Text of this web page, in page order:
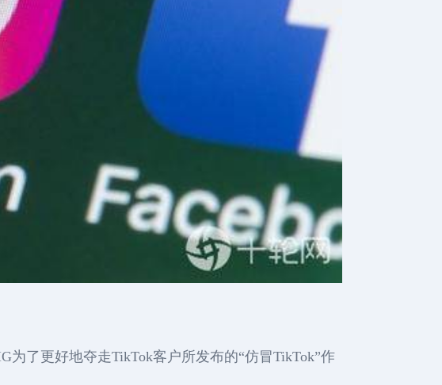
为了更好地夺走TikTok客户所发布的“仿冒TikTok”作